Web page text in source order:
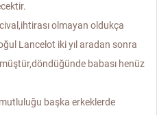
olmayan oldukça
Lancelot iki yıl aradan sonra
babası henüz
başka erkeklerde